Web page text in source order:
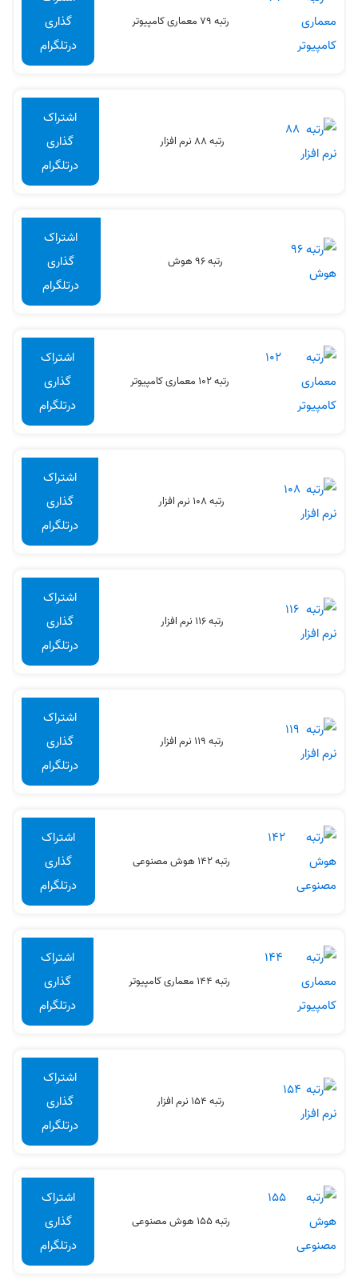
رتبه 79 معماری کامپیوتر
گذاری
درتلگرام
رتبه 88 نرم افزار
اشتراک
گذاری
درتلگرام
رتبه 96 هوش
اشتراک
گذاری
درتلگرام
رتبه 102 معماری کامپیوتر
اشتراک
گذاری
درتلگرام
رتبه 108 نرم افزار
اشتراک
گذاری
درتلگرام
رتبه 116 نرم افزار
اشتراک
گذاری
درتلگرام
رتبه 119 نرم افزار
اشتراک
گذاری
درتلگرام
رتبه 142 هوش مصنوعی
اشتراک
گذاری
درتلگرام
رتبه 144 معماری کامپیوتر
اشتراک
گذاری
درتلگرام
رتبه 154 نرم افزار
اشتراک
گذاری
درتلگرام
رتبه 155 هوش مصنوعی
اشتراک
گذاری
درتلگرام